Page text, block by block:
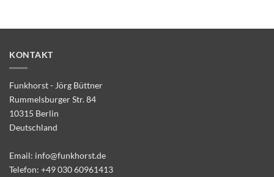
KONTAKT
Funkhorst - Jörg Büttner
Rummelsburger Str. 84
10315 Berlin
Deutschland
Email: info@funkhorst.de
Telefon: +49 030 60961413